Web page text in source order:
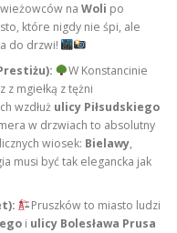
na Woli po
które nigdy nie śpi, ale
do drzwi!
W Konstancinie
mgiełką z tężni
wzdłuż ulicy Piłsudskiego
w drzwiach to absolutny
wiosek: Bielawy,
musi być tak elegancka jak
Pruszków to miasto ludzi
i ulicy Bolesława Prusa